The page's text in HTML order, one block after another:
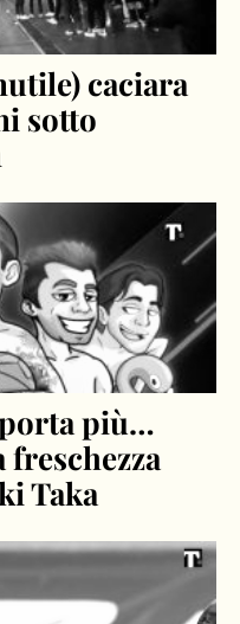
caciara
sotto
più…
freschezza
Taka